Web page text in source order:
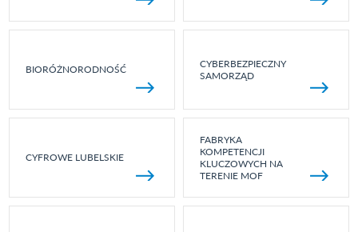
BIORÓŻNORODNOŚĆ
CYBERBEZPIECZNY
SAMORZĄD
CYFROWE LUBELSKIE
FABRYKA
KOMPETENCJI
KLUCZOWYCH NA
TERENIE MOF